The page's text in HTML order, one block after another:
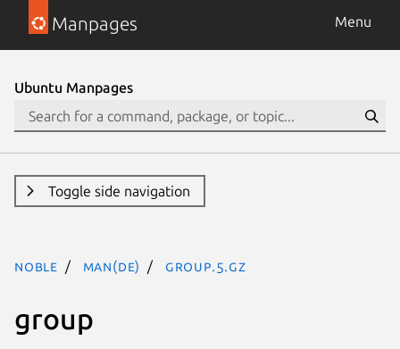
Manpages Menu
Ubuntu Manpages
Toggle side navigation
noble man(de) group.5.gz
group